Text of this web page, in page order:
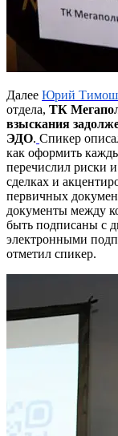
Далее Юрий
отдела, ТК
взыскания
ЭДО. Спикер
как оформить
перечислил риски
сделках и
первичных
документы между
быть подписаны с
электронными
отметил спикер.